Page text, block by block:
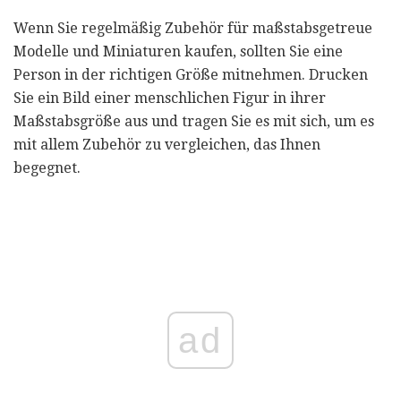
Wenn Sie regelmäßig Zubehör für maßstabsgetreue
Modelle und Miniaturen kaufen, sollten Sie eine
Person in der richtigen Größe mitnehmen. Drucken
Sie ein Bild einer menschlichen Figur in ihrer
Maßstabsgröße aus und tragen Sie es mit sich, um es
mit allem Zubehör zu vergleichen, das Ihnen
begegnet.
ad